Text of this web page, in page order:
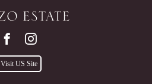
Visit US Site